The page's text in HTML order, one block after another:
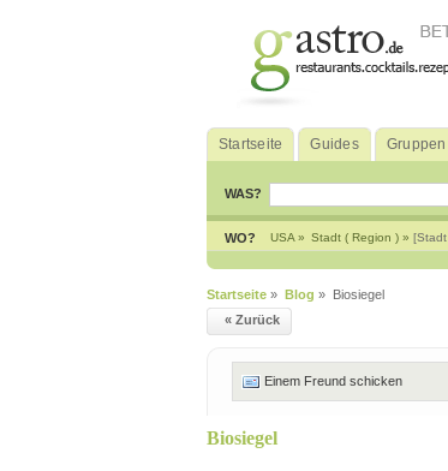
Startseite Guides Gruppen
WAS?
WO? USA » Stadt ( Region ) »
Startseite » Blog » Biosiegel
« Zurück
Einem Freund schicken
Biosiegel